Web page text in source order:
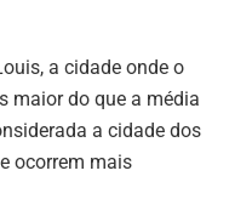
a cidade onde o
maior do que a média
a cidade dos
ocorrem mais